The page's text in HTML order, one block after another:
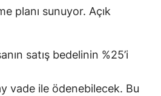
planı sunuyor. Açık
satış bedelinin %25’i
vade ile ödenebilecek. Bu